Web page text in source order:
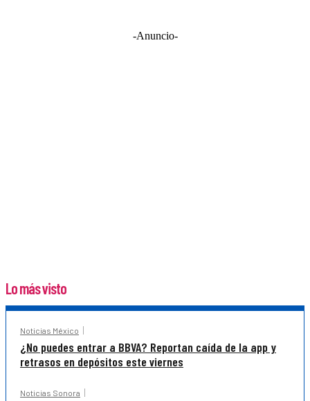
-Anuncio-
Lo más visto
Noticias México
¿No puedes entrar a BBVA? Reportan caída de la app y
retrasos en depósitos este viernes
Noticias Sonora